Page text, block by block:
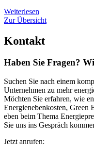
Weiterlesen
Zur Übersicht
Kontakt
Haben Sie Fragen?
Suchen Sie nach einem
Unternehmen zu mehr
Möchten Sie erfahren, wie
Energienebenkosten, Green
eben beim Thema
Sie uns ins Gespräch
Jetzt anrufen: